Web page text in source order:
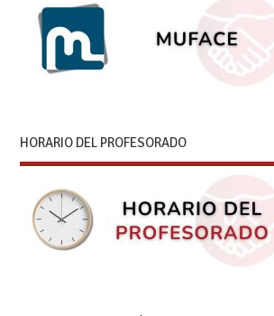
HORARIO DEL PROFESORADO